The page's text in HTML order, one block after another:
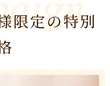
限定の特別